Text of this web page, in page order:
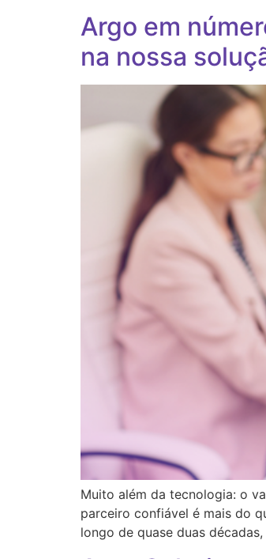
Argo em
na nossa
Muito além da tecnologia: o
parceiro confiável é mais do
longo de quase duas